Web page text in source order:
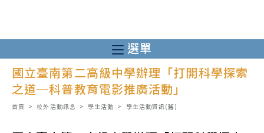
至
主
內
選單
國立臺南第二高級中學辦理「打開科學探索
之道─科普教育電影推廣活動」
首頁 > 校外活動訊息 > 學生活動 > 學生活動資訊(舊)